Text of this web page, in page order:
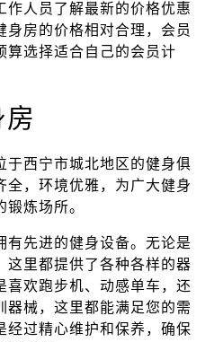
作人员了解最新的价格优惠
身房的价格相对合理，会员
算选择适合自己的会员计
于西宁市城北地区的健身俱
全，环境优雅，为广大健身
炼场所。
有先进的健身设备。无论是
这里都提供了各种各样的器
喜欢跑步机、动感单车，还
器械，这里都能满足您的需
经过精心维护和保养，确保